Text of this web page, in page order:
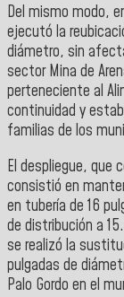
Del mismo modo,
ejecutó la
diámetro, sin
sector Mina de
perteneciente al
continuidad y
familias de los
El despliegue, que
consistió en
en tubería de 16
de distribución a
se realizó la
pulgadas de
Palo Gordo en el